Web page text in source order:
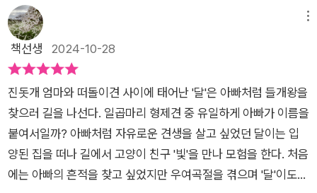
여정의 끝에서 달이 부르는 노래가 ‘들개왕의 노래’가 아닌 ‘자신
의 노래’라는 사실은 중요합니다. 이는 달이 스스로 삶의 주체가
되었음을 상징합니다.주인공 달은 반려견과 들개의 경계에 선 존
재로, 안락한 삶과 야생의 자유 사이에서 갈등하며 스스로의 길을
찾아 나섭니다. 달이 '들개왕'이라는 아빠의 이상을 좇아 야생으
로 뛰어드는 과정은, 단순히 생존 기술을 배우는 것 이상으로 자
신의 본성을 찾아가는 내적 여정이었습니다. 이는 어른의 통제와
보호 속에서 자라던 아이가 스스로의 삶을 선택하는 순간을 은유
하며, 독자에게 삶의 주체가 된다는 것의 어려움과 아름다움을 동
냥 솜씨와 온 세상을 고요하게 만드는 노래를 부르는 개였죠.그렇
게 아빠가 떠난 뒤 달이는 아파트, 시골집을 전전하게 됩니다. 그
러다 자신을 알아보는 검정 고양이 ‘빛’을 만나죠.빛은 달에게 멋
이의 새로운 여정이 시작됩니다.빛에게 사냥을 하나씩 배우고, 무
리생활을 경험하기도 하죠.그리고 아빠에게 말로만 듣던 ‘들개
왕’도 만나게 되는데요.반려견인 엄마와 떠돌이 개인 아빠 사이에
서 태어난 달이.달이는 어떤 삶을 살아가게 될까요?아파트에서
부터 야생까지 달이가 자신을 찾아가는 여정을 함께 만나보세요!
책선생 2024-10-28
진돗개 엄마와 떠돌이견 사이에 태어난 '달'은 아빠처럼 들개왕을
찾으러 길을 나선다. 일곱마리 형제견 중 유일하게 아빠가 이름을
붙여서일까? 아빠처럼 자유로운 견생을 살고 싶었던 달이는 입
양된 집을 떠나 길에서 고양이 친구 '빛'을 만나 모험을 한다. 처음
에는 아빠의 흔적을 찾고 싶었지만 우여곡절을 겪으며 '달'이도